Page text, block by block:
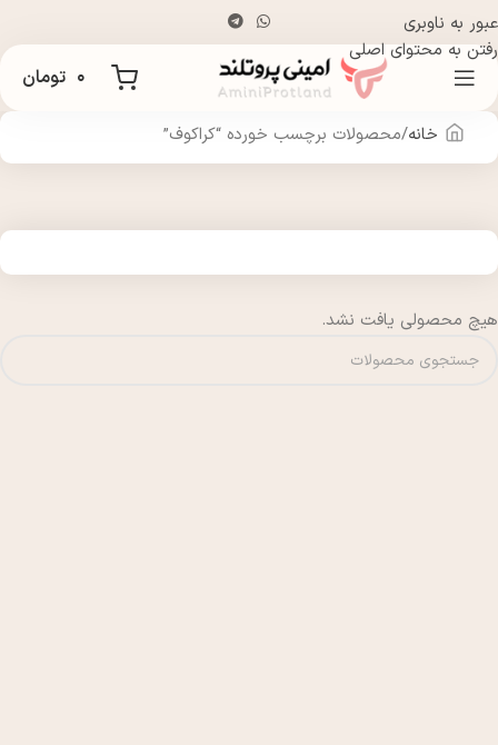
عبور به ناوبری
رفتن به محتوای اصلی
۰ تومان
خانه محصولات برچسب خورده “کراکوف”
هیچ محصولی یافت نشد.